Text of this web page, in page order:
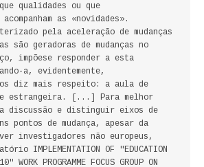
COSMOS
qualidades ou que
as «novidades».
pela aceleração de mudanças
são geradoras de mudanças no
impõese responder a esta
a, evidentemente,
diz mais respeito: a aula de
e estrangeira. [...] Para melhor
discussão e distinguir eixos de
pontos de mudança, apesar da
investigadores não europeus,
IMPLEMENTATION OF "EDUCATION
WORK PROGRAMME FOCUS GROUP ON